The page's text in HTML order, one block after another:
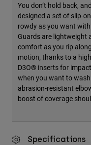
You don’t hold back,
designed a set of slip-
rowdy as you want
Guards are lightweight
comfort as you rip
motion, thanks to a
D3O® inserts for
when you want to
abrasion-resistant
boost of coverage
Specifications